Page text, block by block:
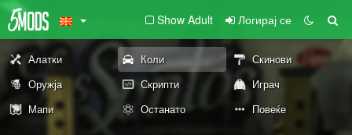
Show Adult Логирај се
Алатки Коли
Скинови
Оружја
Скрипти
Играч
Мапи
Останато Повеќе